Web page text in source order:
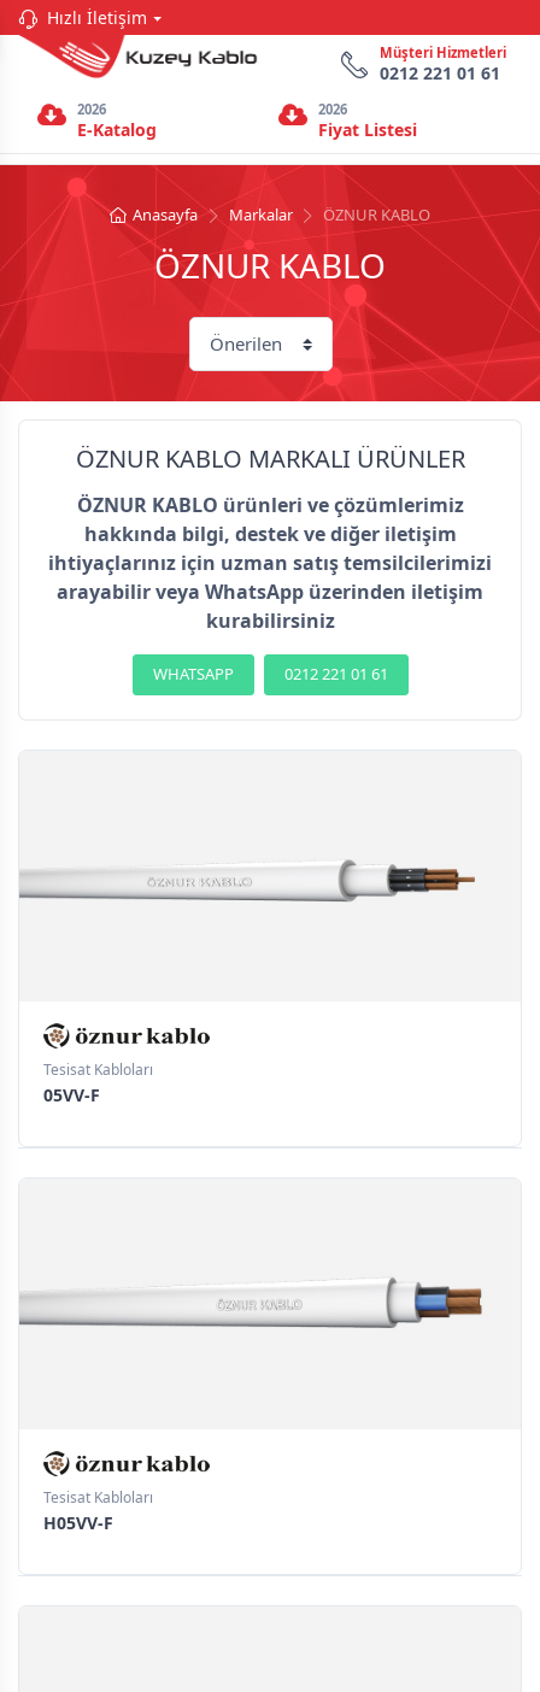
Hızlı İletişim
Müşteri Hizmetleri
0212 221 01 61
2026
E-Katalog
2026
Fiyat Listesi
Anasayfa Markalar ÖZNUR KABLO
ÖZNUR KABLO
ÖZNUR KABLO MARKALI ÜRÜNLER
ÖZNUR KABLO ürünleri ve çözümlerimiz
hakkında bilgi, destek ve diğer iletişim
ihtiyaçlarınız için uzman satış temsilcilerimizi
arayabilir veya WhatsApp üzerinden iletişim
kurabilirsiniz
WHATSAPP 0212 221 01 61
Tesisat Kabloları
05VV-F
Tesisat Kabloları
H05VV-F